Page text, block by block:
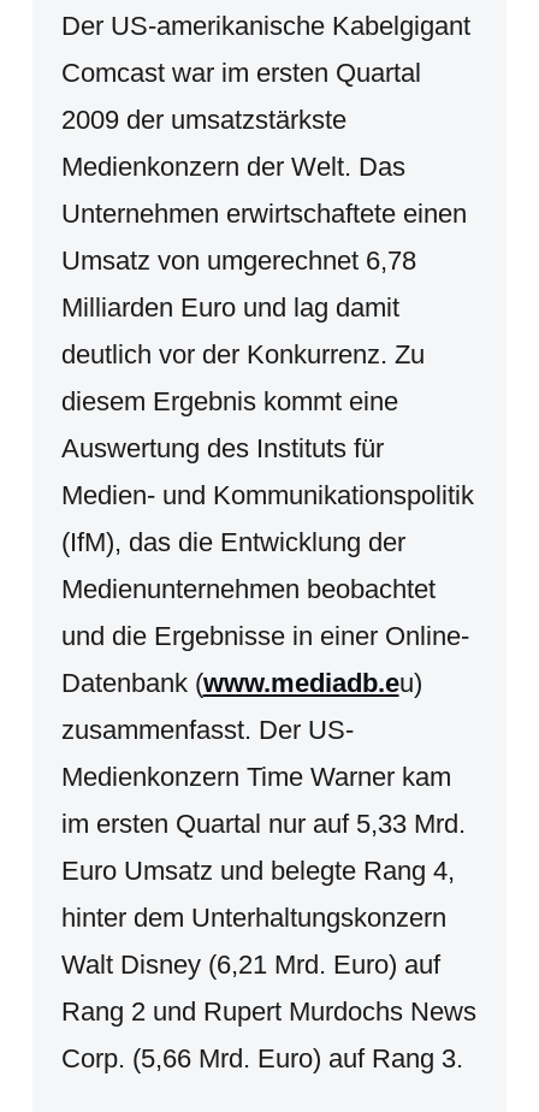
Der US-amerikanische Kabelgigant
Comcast war im ersten Quartal
2009 der umsatzstärkste
Medienkonzern der Welt. Das
Unternehmen erwirtschaftete einen
Umsatz von umgerechnet 6,78
Milliarden Euro und lag damit
deutlich vor der Konkurrenz. Zu
diesem Ergebnis kommt eine
Auswertung des Instituts für
Medien- und Kommunikationspolitik
(IfM), das die Entwicklung der
Medienunternehmen beobachtet
und die Ergebnisse in einer Online-
Datenbank (www.mediadb.eu)
zusammenfasst. Der US-
Medienkonzern Time Warner kam
im ersten Quartal nur auf 5,33 Mrd.
Euro Umsatz und belegte Rang 4,
hinter dem Unterhaltungskonzern
Walt Disney (6,21 Mrd. Euro) auf
Rang 2 und Rupert Murdochs News
Corp. (5,66 Mrd. Euro) auf Rang 3.